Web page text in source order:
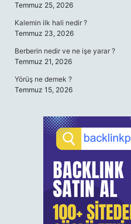
Temmuz 25, 2026
Kalemin ilk hali nedir ?
Temmuz 23, 2026
Berberin nedir ve ne işe yarar ?
Temmuz 21, 2026
Yörüş ne demek ?
Temmuz 15, 2026